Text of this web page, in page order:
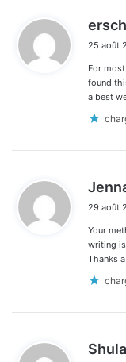
25 août
For
found
a best
29 août
Your
writing
Thanks
Shula